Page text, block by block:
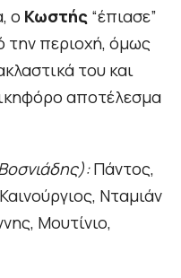
ο Κωστής “έπιασε”
την περιοχή, όμως
του και
αποτέλεσμα
Πάντος,
Νταμιάν
Μουτίνιο,